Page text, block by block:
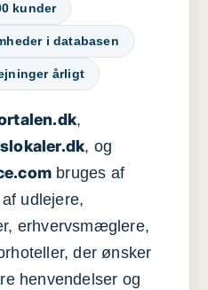
kunder
i databasen
årligt
,
, og
bruges af
udlejere,
erhvervsmæglere,
der ønsker
henvendelser og